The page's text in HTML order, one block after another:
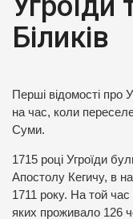
Біликів
Перші відомості про
на час, коли
Суми.
1715 році Угроїди
Апостолу Кегичу, в
1711 року. На той
яких проживало 126